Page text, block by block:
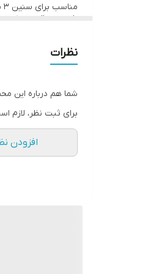
مناسب برای سنین ۳ سال به بالا
افزایش دقت، تمرکز،
بسته‌بندی جذاب،
نظرات
شما هم درباره این
برای ثبت نظر، لازم
افزودن